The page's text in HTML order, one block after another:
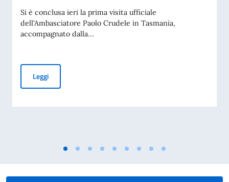
Si è conclusa ieri la prima visita ufficiale
dell'Ambasciatore Paolo Crudele in Tasmania,
accompagnato dalla...
LeggiPrima visita ufficiale dell’Ambasciatore Crudele in Tasmania